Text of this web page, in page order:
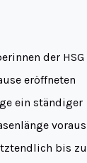
der HSG
eröffneten
ein ständiger
voraus
bis zu